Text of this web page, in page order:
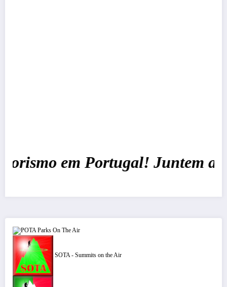
em Portugal!Juntem a
POTA Parks On The Air
SOTA - Summits on the Air